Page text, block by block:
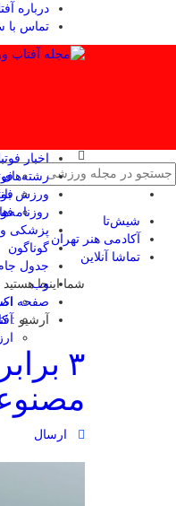
درباره
تماس با
اخبار
ورزش
پزشکی
گوناگون
جدول
وب
شیش‌تا
آکادمی هنر تهران
تماشا آنلاین
شما اینجا هستید
صفحه
آرشیو :
ارسال